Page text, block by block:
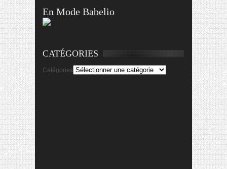
En Mode Babelio
CATÉGORIES
Catégories